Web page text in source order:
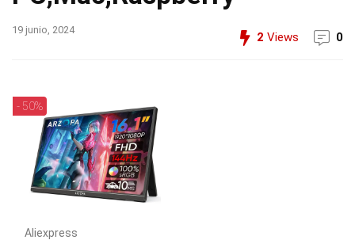
19 junio, 2024
2 Views 0
- 50%
Aliexpress